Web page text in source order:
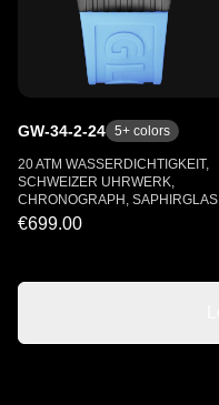
GW-34-2-24 5+ colors
20 ATM WASSERDICHTIGKEIT,
SCHWEIZER UHRWERK,
CHRONOGRAPH, SAPHIRGLAS
€699.00